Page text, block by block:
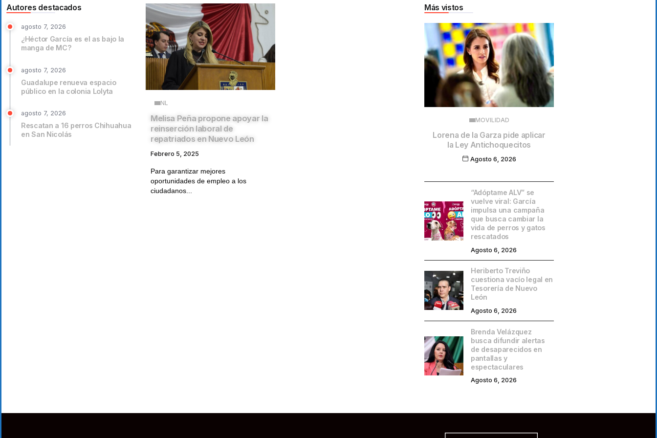
Autores destacados
agosto 7, 2026
¿Héctor García es el as bajo la
manga de MC?
agosto 7, 2026
Guadalupe renueva espacio
público en la colonia Lolyta
agosto 7, 2026
Rescatan a 16 perros Chihuahua
en San Nicolás
NL
Melisa Peña propone apoyar la
reinserción laboral de
repatriados en Nuevo León
Febrero 5, 2025
Para garantizar mejores
oportunidades de empleo a los
ciudadanos...
Más vistos
MOVILIDAD
Lorena de la Garza pide aplicar
la Ley Antichoquecitos
Agosto 6, 2026
“Adóptame ALV” se
vuelve viral: García
impulsa una campaña
que busca cambiar la
vida de perros y gatos
rescatados
Agosto 6, 2026
Heriberto Treviño
cuestiona vacío legal en
Tesorería de Nuevo
León
Agosto 6, 2026
Brenda Velázquez
busca difundir alertas
de desaparecidos en
pantallas y
espectaculares
Agosto 6, 2026